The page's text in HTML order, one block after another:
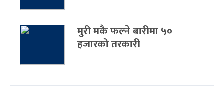
मुरी मकै फल्ने बारीमा ५०
हजारको तरकारी